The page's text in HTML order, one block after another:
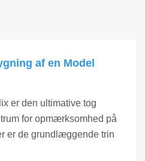
af en Model
er den ultimative tog
for opmærksomhed på
er de grundlæggende trin